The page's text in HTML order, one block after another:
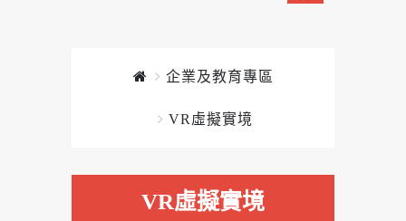
企業及教育專區
VR虛擬實境
VR虛擬實境